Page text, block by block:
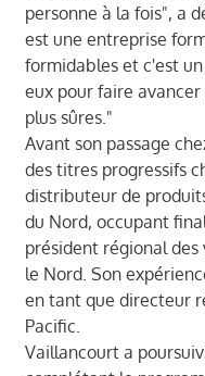
personne à la fois", a
est une entreprise
formidables et c'est
eux pour faire
plus sûres."
Avant son passage
des titres progressifs
distributeur de
du Nord, occupant
président régional
le Nord. Son
en tant que directeur
Pacific.
Vaillancourt a